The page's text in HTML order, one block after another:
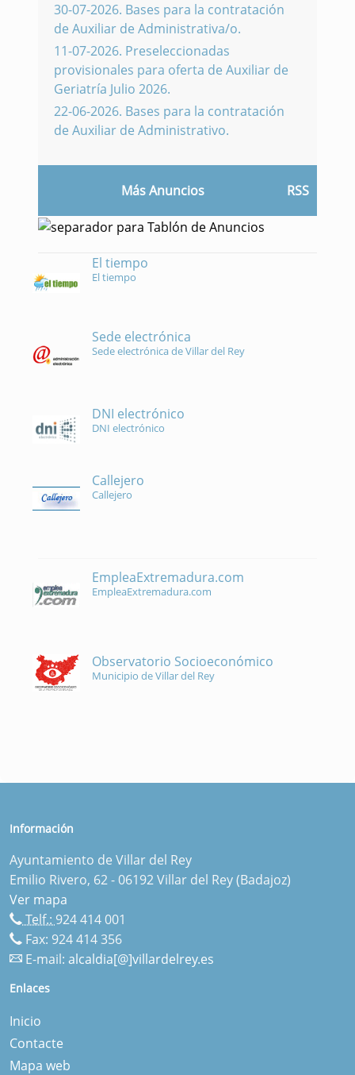
30-07-2026. Bases para la contratación
de Auxiliar de Administrativa/o.
11-07-2026. Preseleccionadas
provisionales para oferta de Auxiliar de
Geriatría Julio 2026.
22-06-2026. Bases para la contratación
de Auxiliar de Administrativo.
Más Anuncios RSS
El tiempo
El tiempo
Sede electrónica
Sede electrónica de Villar del Rey
DNI electrónico
DNI electrónico
Callejero
Callejero
EmpleaExtremadura.com
EmpleaExtremadura.com
Observatorio Socioeconómico
Municipio de Villar del Rey
Información
Ayuntamiento de Villar del Rey
Emilio Rivero, 62 - 06192 Villar del Rey (Badajoz)
Ver mapa
Telf.: 924 414 001
Fax: 924 414 356
E-mail: alcaldia[@]villardelrey.es
Enlaces
Inicio
Contacte
Mapa web